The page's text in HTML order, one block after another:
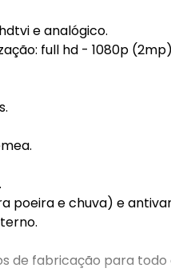
e analógico.
full hd - 1080p
poeira e chuva) e
de fabricação para todo